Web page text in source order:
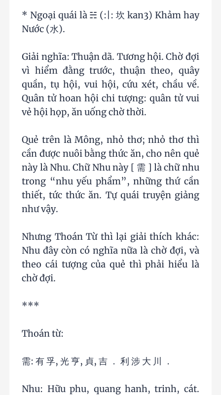
* Ngoại quái là ☵ (:|: 坎 kan3) Khảm hay
Nước (水).
Giải nghĩa: Thuận dã. Tương hội. Chờ đợi
vì hiểm đằng trước, thuận theo, quây
quần, tụ hội, vui hội, cứu xét, chầu về.
Quân tử hoan hội chi tượng: quân tử vui
vẻ hội họp, ăn uống chờ thời.
Quẻ trên là Mông, nhỏ thơ; nhỏ thơ thì
cần được nuôi bằng thức ăn, cho nên quẻ
này là Nhu. Chữ Nhu này [ 需 ] là chữ nhu
trong “nhu yếu phẩm”, những thứ cần
thiết, tức thức ăn. Tự quái truyện giảng
như vậy.
Nhưng Thoán Từ thì lại giải thích khác:
Nhu đây còn có nghĩa nữa là chờ đợi, và
theo cái tượng của quẻ thì phải hiểu là
chờ đợi.
***
Thoán từ:
需: 有 孚, 光 亨, 貞, 吉 ． 利 涉 大 川 ．
Nhu: Hữu phu, quang hanh, trinh, cát.